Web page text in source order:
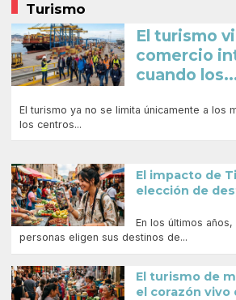
Turismo
El turismo
comercio
cuando
El turismo ya no se limita únicamente a los
los centros...
El impacto de
elección de
En los últimos
personas eligen sus destinos de...
El turismo de
el corazón vivo